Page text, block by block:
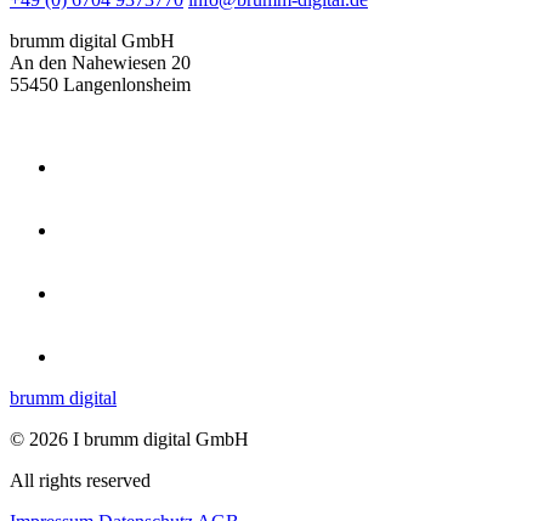
brumm digital GmbH
An den Nahewiesen 20
55450 Langenlonsheim
brumm digital
© 2026 I brumm digital GmbH
All rights reserved